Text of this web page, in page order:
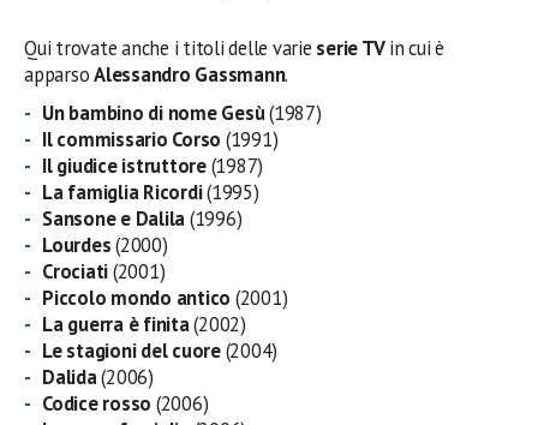
Qui trovate anche i titoli delle varie serie TVin cui è
apparsoAlessandro Gassmann.
Un bambino di nome Gesù(1987)
Il commissario Corso (1991)
Il giudice istruttore(1987)
La famiglia Ricordi(1995)
Sansone e Dalila(1996)
Lourdes(2000)
Crociati(2001)
Piccolo mondo antico (2001)
La guerra è finita(2002)
Le stagioni del cuore(2004)
Dalida(2006)
Codice rosso (2006)